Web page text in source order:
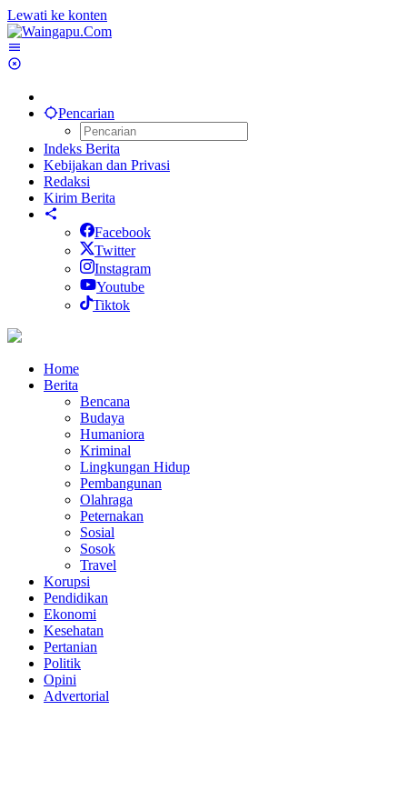
Lewati ke konten
Pencarian
Indeks Berita
Kebijakan dan Privasi
Redaksi
Kirim Berita
Facebook
Twitter
Instagram
Youtube
Tiktok
Home
Berita
Bencana
Budaya
Humaniora
Kriminal
Lingkungan Hidup
Pembangunan
Olahraga
Peternakan
Sosial
Sosok
Travel
Korupsi
Pendidikan
Ekonomi
Kesehatan
Pertanian
Politik
Opini
Advertorial